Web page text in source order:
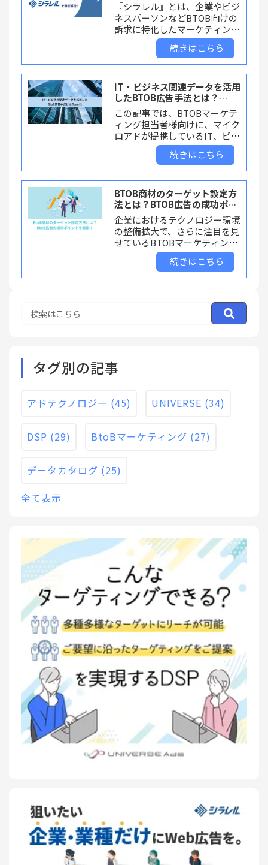
解説！
『シラレル』とは、企業やビジ
ネスパーソンなどBTOB向けの
訴求に特化したマーケティング
データプラットフォームです。
リード獲得や売上拡大のために
は、まずはターゲットとなる顧
客への認知拡大が重要となりま
す。今回はBTOB広告マーケテ
ィングのポイントを踏まえ、マ
イクロアドが提供する『シラレ
ル』の特徴や事例をご紹介しま
す。
続きはこちら
IT・ビジネス関連データを活用
したBTOB広告手法とは？
PART1
この記事では、BTOBマーケテ
ィング担当者様向けに、マイク
ロアドが提携しているIT、ビジ
ネス関連メディアデータを活用
したターゲティング広告の配信
手法をご紹介します。BTOB向
けに製品やサービスの認知拡大
を狙う企業様はぜひご覧くださ
い。
続きはこちら
BTOB商材のターゲット設定方
法とは？BTOB広告の成功ポイ
ントを解説！
企業におけるテクノロジー環境
の整備拡大で、さらに注目を見
せているBTOBマーケティン
グ。 今回はマイクロアドが提
供している「シラレル」の活用
事例を参考に、BTOB広告で成
え方や設定方法について詳しく
続きはこちら
タグ別の記事
アドテクノロジー (45) UNIVERSE (34)
DSP (29) BtoBマーケティング (27)
データカタログ (25)
全て表示